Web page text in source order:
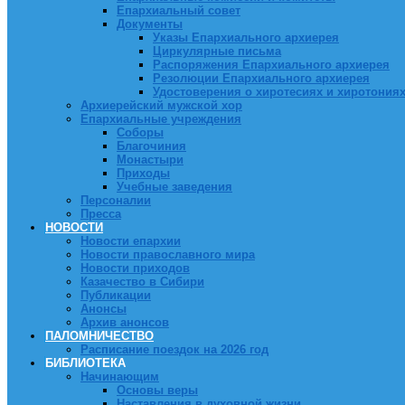
Епархиальный совет
Документы
Указы Епархиального архиерея
Циркулярные письма
Распоряжения Епархиального архиерея
Резолюции Епархиального архиерея
Удостоверения о хиротесиях и хиротониях
Архиерейский мужской хор
Епархиальные учреждения
Соборы
Благочиния
Монастыри
Приходы
Учебные заведения
Персоналии
Пресса
НОВОСТИ
Новости епархии
Новости православного мира
Новости приходов
Казачество в Сибири
Публикации
Анонсы
Архив анонсов
ПАЛОМНИЧЕСТВО
Расписание поездок на 2026 год
БИБЛИОТЕКА
Начинающим
Основы веры